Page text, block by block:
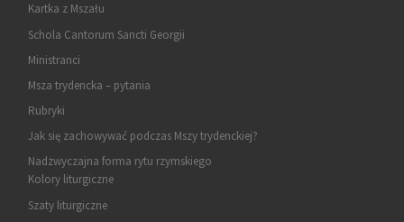
Kartka z Mszału
Schola Cantorum Sancti Georgii
Ministranci
Msza trydencka – pytania
Rubryki
Jak się zachowywać podczas Mszy trydenckiej?
Nadzwyczajna forma rytu rzymskiego
Kolory liturgiczne
Szaty liturgiczne